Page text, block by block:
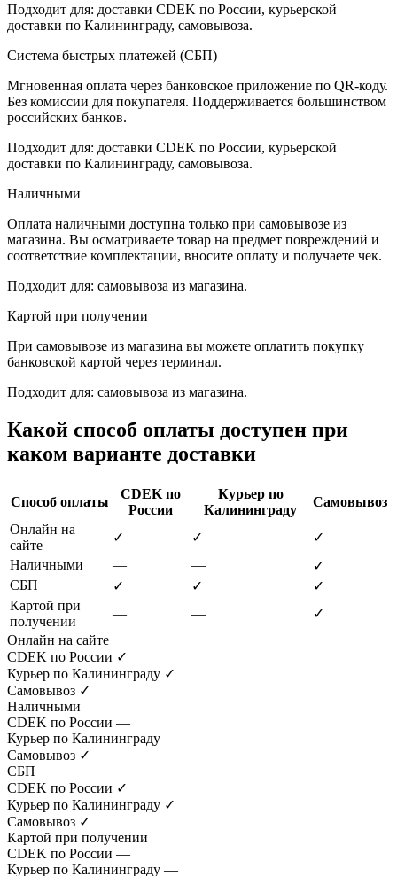
Подходит для: доставки CDEK по России, курьерской
доставки по Калининграду, самовывоза.
Система быстрых платежей (СБП)
Мгновенная оплата через банковское приложение по QR-коду.
Без комиссии для покупателя. Поддерживается большинством
российских банков.
Подходит для: доставки CDEK по России, курьерской
доставки по Калининграду, самовывоза.
Наличными
Оплата наличными доступна только при самовывозе из
магазина. Вы осматриваете товар на предмет повреждений и
соответствие комплектации, вносите оплату и получаете чек.
Подходит для: самовывоза из магазина.
Картой при получении
При самовывозе из магазина вы можете оплатить покупку
банковской картой через терминал.
Подходит для: самовывоза из магазина.
Какой способ оплаты доступен при
каком варианте доставки
Способ оплаты
CDEK по
России
Курьер по
Калининграду
Самовывоз
Онлайн на
сайте
✓ ✓
✓
Наличными
— —
✓
СБП
✓ ✓
✓
Картой при
получении
— —
✓
Онлайн на сайте
CDEK по России ✓
Курьер по Калининграду ✓
Самовывоз ✓
Наличными
CDEK по России —
Курьер по Калининграду —
Самовывоз ✓
СБП
CDEK по России ✓
Курьер по Калининграду ✓
Самовывоз ✓
Картой при получении
CDEK по России —
Курьер по Калининграду —